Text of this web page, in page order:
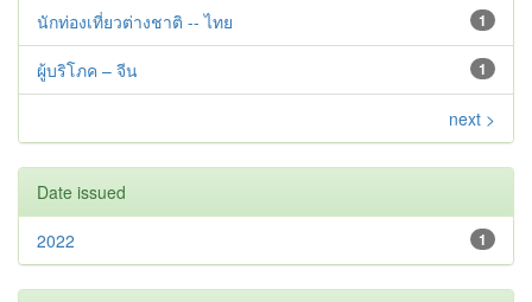
1
นักท่องเที่ยวต่างชาติ -- ไทย
1
ผู้บริโภค – จีน
next >
Date issued
1
2022